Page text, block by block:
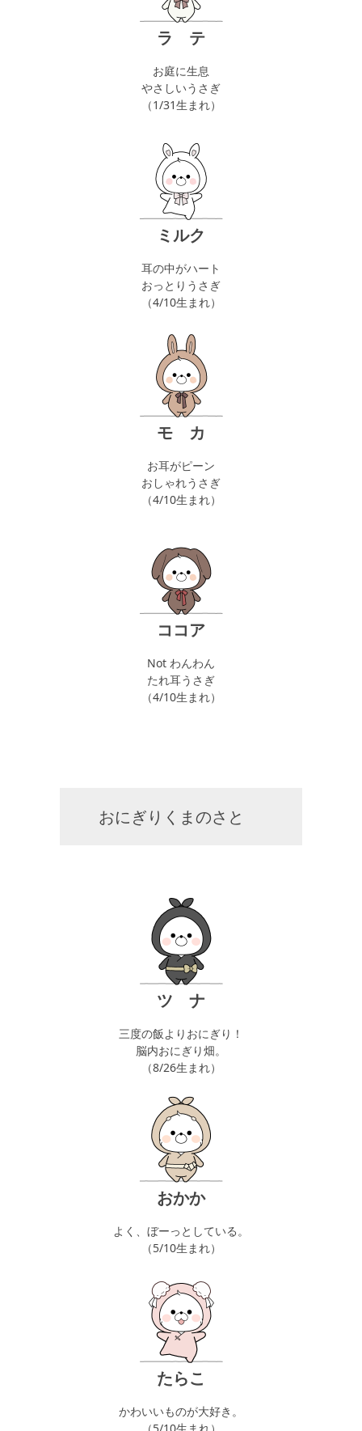
ラ テ
お庭に生息
やさしいうさぎ
（1/31生まれ）
ミルク
耳の中がハート
おっとりうさぎ
（4/10生まれ）
モ カ
お耳がピーン
おしゃれうさぎ
（4/10生まれ）
ココア
Not わんわん
たれ耳うさぎ
（4/10生まれ）
おにぎりくまのさと
ツ ナ
三度の飯よりおにぎり！
脳内おにぎり畑。
（8/26生まれ）
おかか
よく、ぼーっとしている。
（5/10生まれ）
たらこ
かわいいものが大好き。